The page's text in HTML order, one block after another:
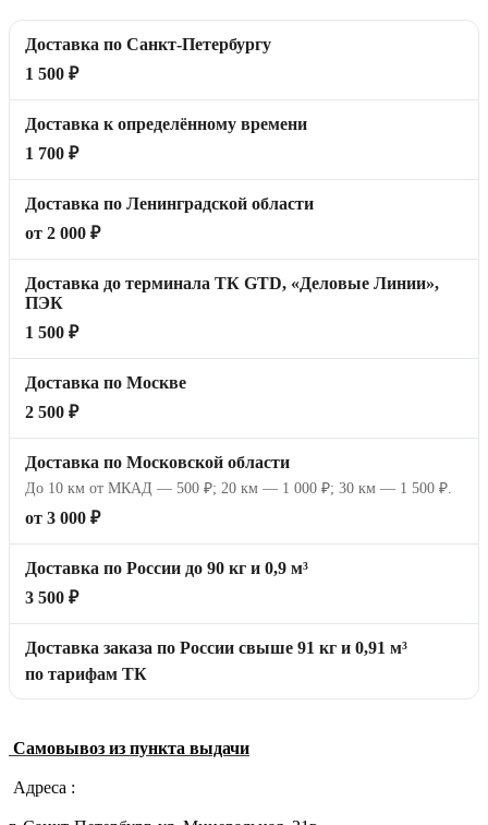
Доставка по Санкт-Петербургу
1 500 ₽
Доставка к определённому времени
1 700 ₽
Доставка по Ленинградской области
от 2 000 ₽
Доставка до терминала ТК GTD, «Деловые Линии»,
ПЭК
1 500 ₽
Доставка по Москве
2 500 ₽
Доставка по Московской области
До 10 км от МКАД — 500 ₽; 20 км — 1 000 ₽; 30 км — 1 500 ₽.
от 3 000 ₽
Доставка по России до 90 кг и 0,9 м³
3 500 ₽
Доставка заказа по России свыше 91 кг и 0,91 м³
по тарифам ТК
Самовывоз из пункта выдачи
Адреса :